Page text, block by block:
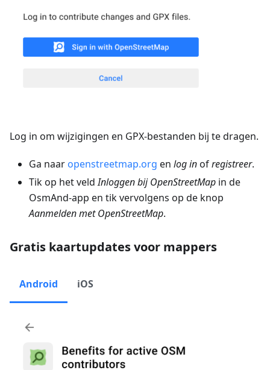
Log in om wijzigingen en GPX-bestanden bij te dragen.
Ga naar openstreetmap.org en log inofregistreer.
Tik op het veldInloggen bij OpenStreetMap in de
OsmAnd-app en tik vervolgens op de knop
Aanmelden met OpenStreetMap.
Gratis kaartupdates voor mappers
Android iOS